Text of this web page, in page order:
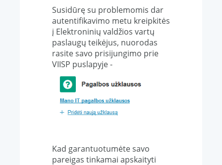
Susidūrę su problemomis dar
autentifikavimo metu kreipkitės
į Elektroninių valdžios vartų
paslaugų teikėjus, nuorodas
rasite savo prisijungimo prie
VIISP puslapyje -
Kad garantuotumėte savo
pareigas tinkamai apskaityti